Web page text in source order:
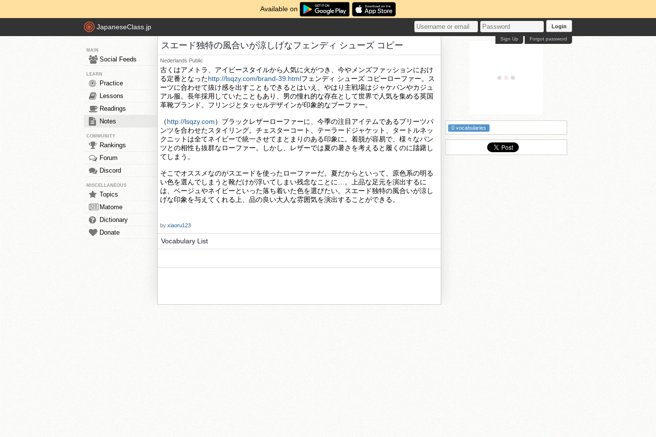
Available on
JapaneseClass.jp Login
Forgot password
Sign Up
MAIN
Social Feeds
LEARN
Practice
Lessons
Readings
Notes
COMMUNITY
Rankings
Forum
Discord
MISCELLANEOUS
Topics
Matome
Dictionary
Donate
スエード独特の風合いが涼しげなフェンディ シューズ コピー
Nederlands Public
古くはアメトラ、アイビースタイルから人気に火がつき、今やメンズファッションにおけ
る定番となったhttp://lsqzy.com/brand-39.htmlフェンディ シューズ コピーローファー。ス
ーツに合わせて抜け感を出すこともできるとはいえ、やはり主戦場はジャケパンやカジュ
アル服。長年採用していたこともあり、男の憧れ的な存在として世界で人気を集める英国
革靴ブランド。フリンジとタッセルデザインが印象的なブーファー。
（http://lsqzy.com）ブラックレザーローファーに、今季の注目アイテムであるプリーツパ
ンツを合わせたスタイリング。チェスターコート、テーラードジャケット、タートルネッ
クニットは全てネイビーで統一させてまとまりのある印象に。着脱が容易で、様々なパン
ツとの相性も抜群なローファー。しかし、レザーでは夏の暑さを考えると履くのに躊躇し
てしまう。
そこでオススメなのがスエードを使ったローファーだ。夏だからといって、原色系の明る
い色を選んでしまうと靴だけが浮いてしまい残念なことに…。上品な足元を演出するに
は、ベージュやネイビーといった落ち着いた色を選びたい。スエード独特の風合いが涼し
げな印象を与えてくれる上、品の良い大人な雰囲気を演出することができる。
by xiaoru123
Vocabulary List
0 vocabularies